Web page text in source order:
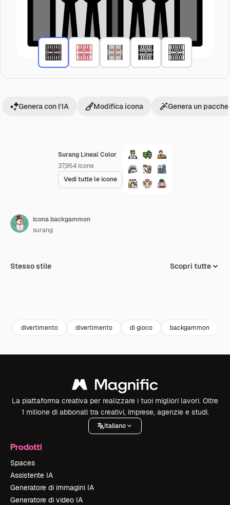
Surang Lineal Color
37,954 Icone
Vedi tutte le icone
Genera con l'IA Modifica icona Genera un
Icona backgammon
surang
Stesso stile Scopri tutte
divertimento divertimento di gioco backgammon
La piattaforma creativa per realizzare i tuoi migliori lavori. Oltre
1 milione di abbonati tra creativi, imprese, agenzie e studi.
Italiano
Prodotti
Spaces
Assistente IA
Generatore di immagini IA
Generatore di video IA